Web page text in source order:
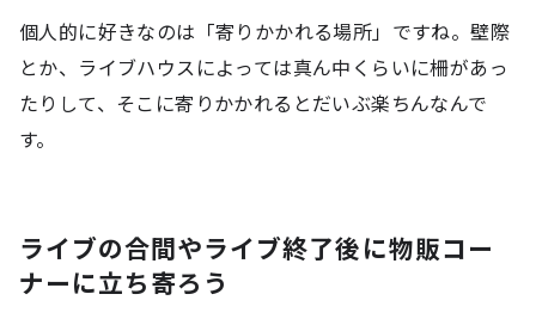
個人的に好きなのは「寄りかかれる場所」ですね。壁際
とか、ライブハウスによっては真ん中くらいに柵があっ
たりして、そこに寄りかかれるとだいぶ楽ちんなんで
す。
ライブの合間やライブ終了後に物販コー
ナーに立ち寄ろう